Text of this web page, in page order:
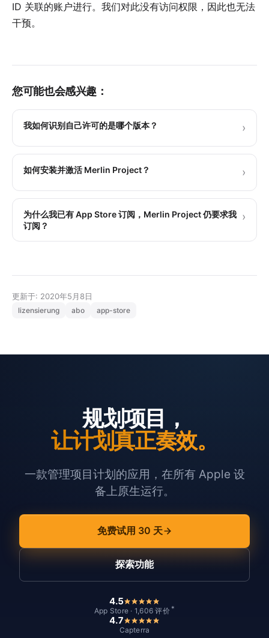
ID 关联的账户进行。我们对此没有访问权限，因此也无法
干预。
您可能也会感兴趣：
我如何识别自己许可的是哪个版本？ ›
如何安装并激活 Merlin Project？ ›
为什么我已有 App Store 订阅，Merlin Project 仍要求我
订阅？
›
更新于: 2020年5月8日
lizensierung abo app-store
规划项目，
让计划真正奏效。
一款管理项目计划的应用，在所有 Apple 设
备上原生运行。
免费试用 30 天
探索功能
4.5
App Store · 1,606 评价 *
4.7
Capterra